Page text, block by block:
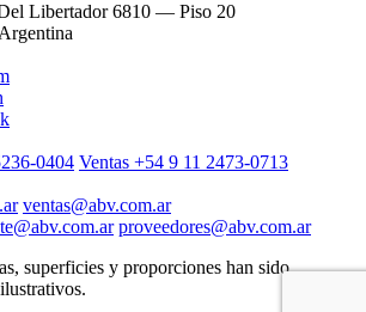
Libertador 6810 — Piso 20
0404 Ventas +54 9 11 2473-0713
ventas@abv.com.ar
proveedores@abv.com.ar
superficies y proporciones han sido